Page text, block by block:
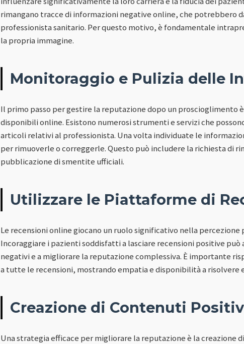
rimangano tracce di informazioni negative online, che potrebbero
professionista sanitario. Per questo motivo, è fondamentale
la propria immagine.
Monitoraggio e Pulizia delle
Il primo passo per gestire la reputazione dopo un
disponibili online. Esistono numerosi strumenti e servizi che
articoli relativi al professionista. Una volta individuate le
per rimuoverle o correggerle. Questo può includere la richiesta di
pubblicazione di smentite ufficiali.
Utilizzare le Piattaforme di
Le recensioni online giocano un ruolo significativo nella
Incoraggiare i pazienti soddisfatti a lasciare recensioni positive
negativi e a migliorare la reputazione complessiva. È importante
a tutte le recensioni, mostrando empatia e disponibilità a risolvere
Creazione di Contenuti
Una strategia efficace per migliorare la reputazione è la creazione